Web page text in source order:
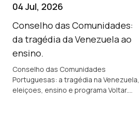
Machado.
04 Jul, 2026
Conselho das Comunidades:
da tragédia da Venezuela ao
ensino.
Conselho das Comunidades
Portuguesas: a tragédia na Venezuela,
eleiçoes, ensino e programa Voltar.